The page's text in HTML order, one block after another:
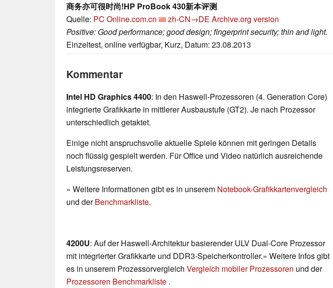
商务亦可很时尚!HP ProBook 430新本评测
Quelle: PC Online.com.cn zh-CN→DE Archive.org version
Positive: Good performance; good design; fingerprint security; thin and light.
Einzeltest, online verfügbar, Kurz, Datum: 23.08.2013
Kommentar
Intel HD Graphics 4400: In den Haswell-Prozessoren (4. Generation Core)
integrierte Grafikkarte in mittlerer Ausbaustufe (GT2). Je nach Prozessor
unterschiedlich getaktet.
Einige nicht anspruchsvolle aktuelle Spiele können mit geringen Details
noch flüssig gespielt werden. Für Office und Video natürlich ausreichende
Leistungsreserven.
» Weitere Informationen gibt es in unserem Notebook-Grafikkartenvergleich
und derBenchmarkliste.
4200U: Auf der Haswell-Architektur basierender ULV Dual-Core Prozessor
mit integrierter Grafikkarte und DDR3-Speicherkontroller.» Weitere Infos gibt
es in unserem Prozessorvergleich Vergleich mobiler Prozessoren und der
Prozessoren Benchmarkliste .